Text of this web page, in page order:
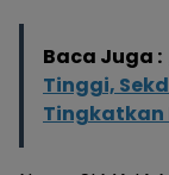
Baca Juga :
Tinggi,
Tingkatkan